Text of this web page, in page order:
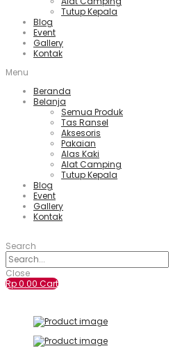
Tutup Kepala
Blog
Event
Gallery
Kontak
Menu
Beranda
Belanja
Semua Produk
Tas Ransel
Aksesoris
Pakaian
Alas Kaki
Alat Camping
Tutup Kepala
Blog
Event
Gallery
Kontak
Search
Close
Rp0.00 Cart